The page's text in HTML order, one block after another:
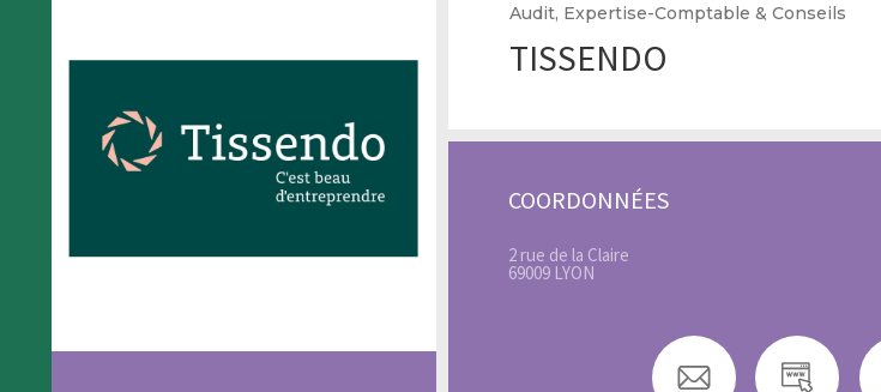
Audit, Expertise-Comptable & Conseils
TISSENDO
COORDONNÉES
2 rue de la Claire
69009 LYON